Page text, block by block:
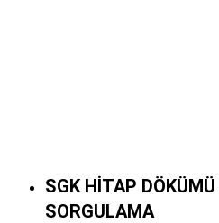
SGK HİTAP
SORGULAMA